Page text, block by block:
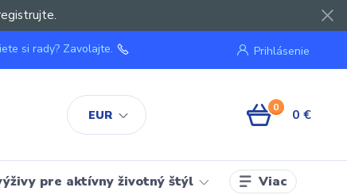
EUR
Prihlásenie
si rady? Zavolajte.
0 0 €
pre aktívny životný štýl Viac